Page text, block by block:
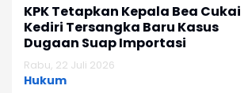
KPK Tetapkan Kepala Bea Cukai
Kediri Tersangka Baru Kasus
Dugaan Suap Importasi
Rabu, 22 Juli 2026
Hukum